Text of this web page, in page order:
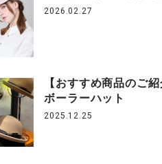
2026.02.27
【おすすめ商品のご紹
ボーラーハット
2025.12.25